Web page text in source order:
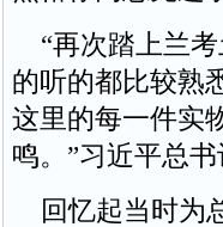
“再次踏上兰考
的听的都比较熟
这里的每一件实
鸣。”习近平总书
回忆起当时为